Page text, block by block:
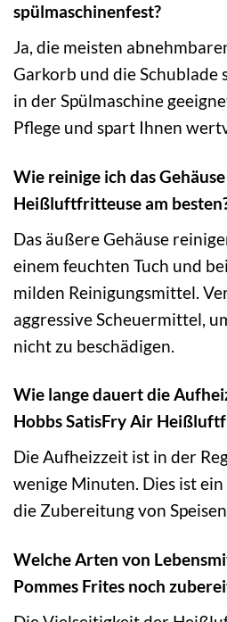
spülmaschinenfest?
Ja, die meisten
Garkorb und die Schublade
in der Spülmaschine
Pflege und spart Ihnen
Wie reinige ich das
Heißluftfritteuse am
Das äußere Gehäuse
einem feuchten Tuch und
milden Reinigungsmittel.
aggressive Scheuermittel,
nicht zu beschädigen.
Wie lange dauert die
Hobbs SatisFry Air
Die Aufheizzeit ist in der
wenige Minuten. Dies ist
die Zubereitung von
Welche Arten von
Pommes Frites noch